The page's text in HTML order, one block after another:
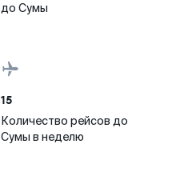
до Сумы
15
Количество рейсов до
Сумы в неделю